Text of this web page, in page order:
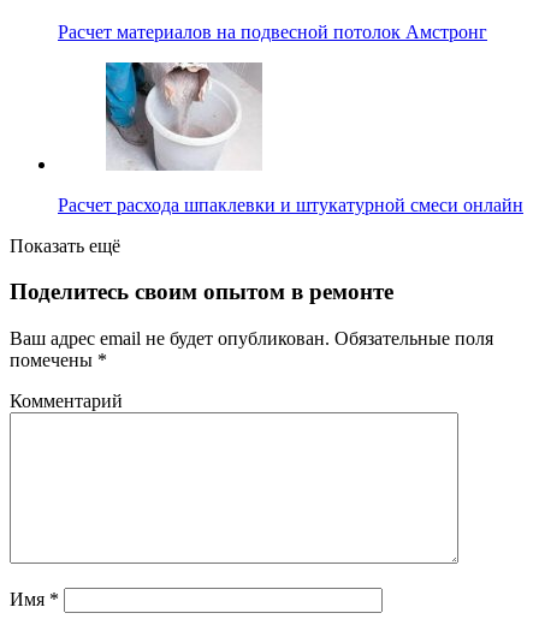
Расчет материалов на подвесной потолок Амстронг
Расчет расхода шпаклевки и штукатурной смеси онлайн
Показать ещё
Поделитесь своим опытом в ремонте
Ваш адрес email не будет опубликован. Обязательные поля
помечены *
Комментарий
Имя *